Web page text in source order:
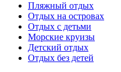
Пляжный отдых
Отдых на островах
Отдых с детьми
Морские круизы
Детский отдых
Отдых без детей